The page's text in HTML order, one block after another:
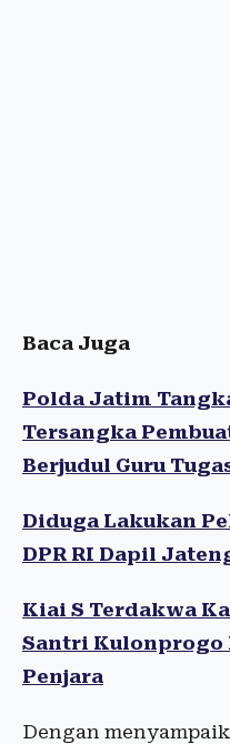
Baca Juga
Polda Jatim
Tersangka
Berjudul Guru
Diduga Lakukan
DPR RI Dapil
Kiai S Terdakwa
Santri Kulonprogo
Penjara
Dengan